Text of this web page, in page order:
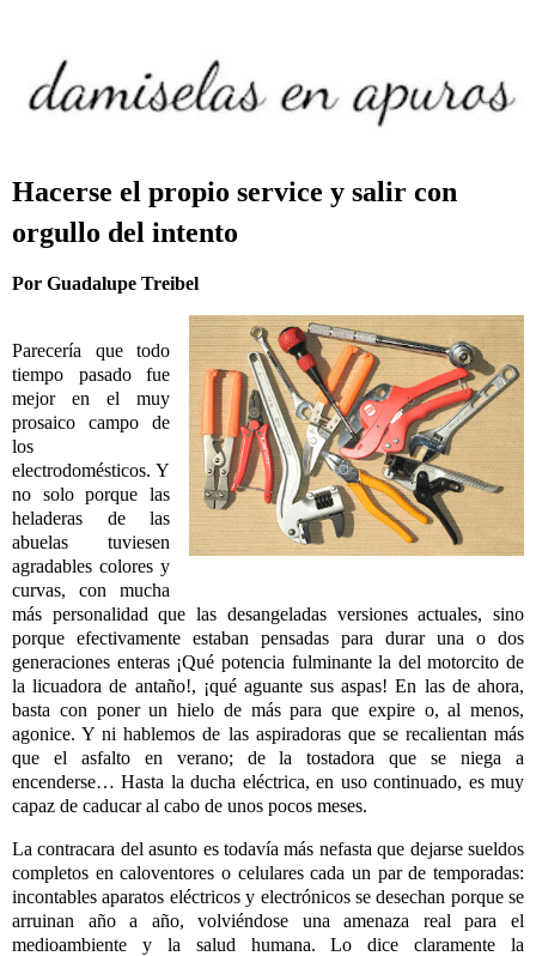
Hacerse el propio service y salir con
orgullo del intento
Por Guadalupe Treibel
Parecería que todo
tiempo pasado fue
mejor en el muy
prosaico campo de
los
electrodomésticos. Y
no solo porque las
heladeras de las
abuelas tuviesen
agradables colores y
curvas, con mucha
más personalidad que las desangeladas versiones actuales, sino
porque efectivamente estaban pensadas para durar una o dos
generaciones enteras ¡Qué potencia fulminante la del motorcito de
la licuadora de antaño!, ¡qué aguante sus aspas! En las de ahora,
basta con poner un hielo de más para que expire o, al menos,
agonice. Y ni hablemos de las aspiradoras que se recalientan más
que el asfalto en verano; de la tostadora que se niega a
encenderse… Hasta la ducha eléctrica, en uso continuado, es muy
capaz de caducar al cabo de unos pocos meses.
La contracara del asunto es todavía más nefasta que dejarse sueldos
completos en caloventores o celulares cada un par de temporadas:
incontables aparatos eléctricos y electrónicos se desechan porque se
arruinan año a año, volviéndose una amenaza real para el
medioambiente y la salud humana. Lo dice claramente la